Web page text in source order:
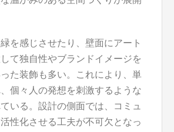
を感じさせたり、壁面にアート
て独自性やブランドイメージを
た装飾も多い。これにより、単
個々人の発想を刺激するような
いる。設計の側面では、コミュ
性化させる工夫が不可欠となっ